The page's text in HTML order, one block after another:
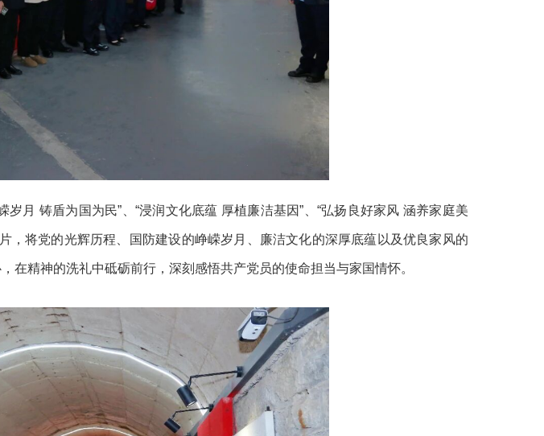
铸盾为国为民”、“浸润文化底蕴 厚植廉洁基因”、“弘扬良好家风 涵养家庭美
将党的光辉历程、国防建设的峥嵘岁月、廉洁文化的深厚底蕴以及优良家风的
精神的洗礼中砥砺前行，深刻感悟共产党员的使命担当与家国情怀。